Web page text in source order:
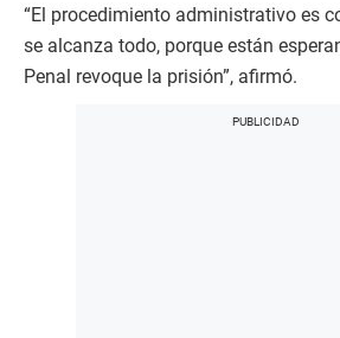
“El procedimiento administrativo es
se alcanza todo, porque están
Penal revoque la prisión”, afirmó.